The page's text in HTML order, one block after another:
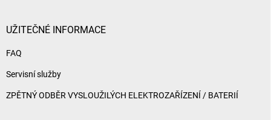
UŽITEČNÉ INFORMACE
FAQ
Servisní služby
ZPĚTNÝ ODBĚR VYSLOUŽILÝCH ELEKTROZAŘÍZENÍ / BATERIÍ